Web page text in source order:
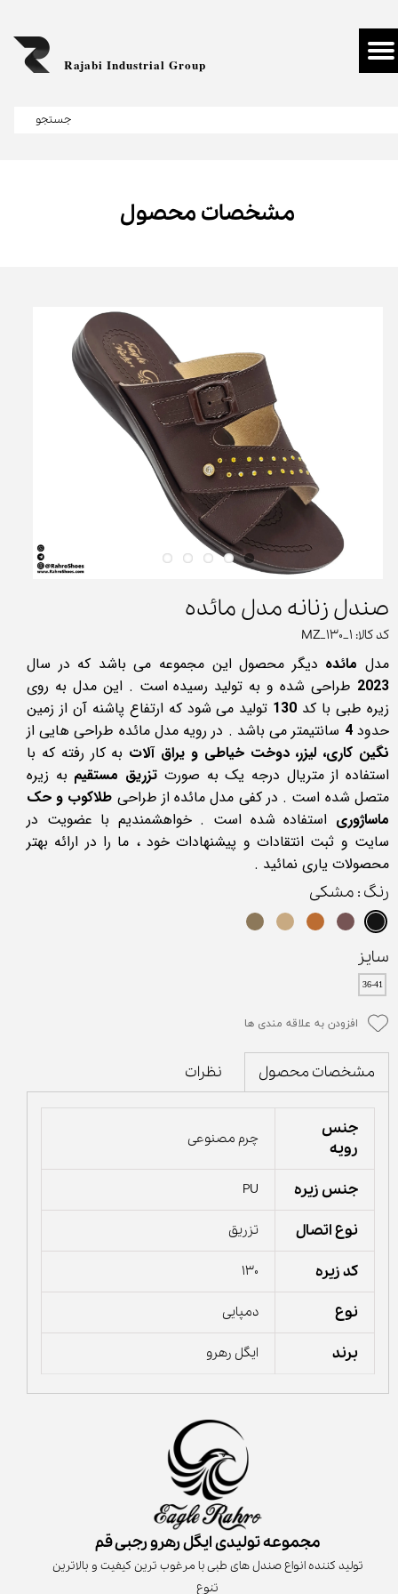
جستجو
Rajabi Industrial Group
مشخصات محصول
صندل زنانه مدل مائده
کد کالا: MZ_130_1
مدل مائده دیگر محصول این مجموعه می باشد که در سال
2023 طراحی شده و به تولید رسیده است . این مدل به روی
زیره طبی با کد 130 تولید می شود که ارتفاع پاشنه آن از زمین
حدود4 سانتیمتر می باشد . در رویه مدل مائده طراحی هایی از
نگین کاری، لیزر، دوخت خیاطی و یراق آلات به کار رفته که با
استفاده از متریال درجه یک به صورت تزریق مستقیم به زیره
متصل شده است . در کفی مدل مائده از طراحی طلاکوب و حک
ماساژوری استفاده شده است . خواهشمندیم با عضویت در
سایت و ثبت انتقادات و پیشنهادات خود ، ما را در ارائه بهتر
محصولات یاری نمائید .
رنگ : مشکی
سایز
36-41
افزودن به علاقه مندی ها
مشخصات محصول نظرات
جنس
رویه
چرم مصنوعی
جنس زیره PU
نوع اتصال تزریق
کد زیره 130
نوع دمپایی
برند ایگل رهرو
مجموعه تولیدی ایگل رهرو رجبی قم
تولید کننده انواع صندل های طبی با مرغوب ترین کیفیت و بالاترین
تنوع